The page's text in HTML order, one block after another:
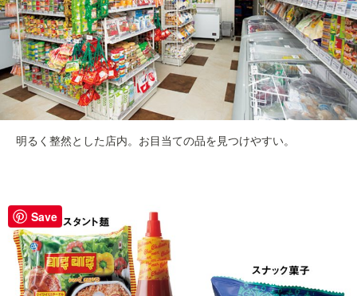
明るく整然とした店内。お目当ての品を見つけやすい。
Save